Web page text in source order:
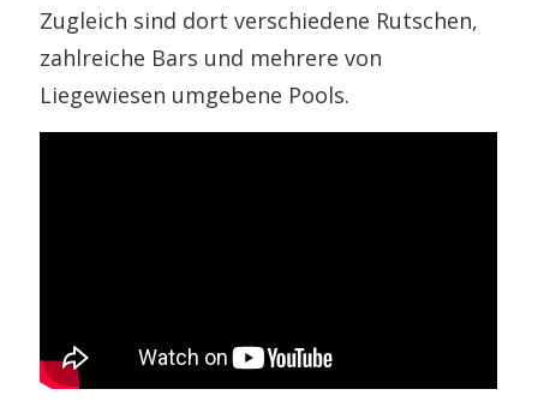
Zugleich sind dort verschiedene Rutschen,
zahlreiche Bars und mehrere von
Liegewiesen umgebene Pools.